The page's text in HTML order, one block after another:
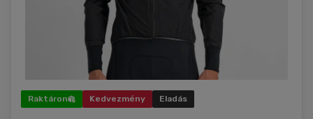
Raktáron Kedvezmény Eladás